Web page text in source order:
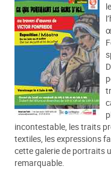
incontestable, les traits
textiles, les expressions
cette galerie de portraits
remarquable.